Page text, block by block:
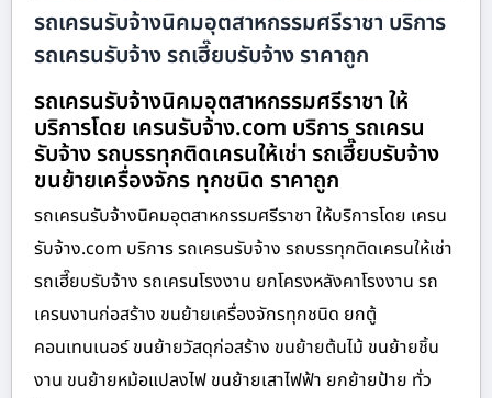
รถเครนรับจ้างนิคมอุตสาหกรรมศรีราชา บริการ
รถเครนรับจ้าง รถเฮี๊ยบรับจ้าง ราคาถูก
รถเครนรับจ้างนิคมอุตสาหกรรมศรีราชา ให้
บริการโดย เครนรับจ้าง.com บริการ รถเครน
รับจ้าง รถบรรทุกติดเครนให้เช่า รถเฮี๊ยบรับจ้าง
ขนย้ายเครื่องจักร ทุกชนิด ราคาถูก
รถเครนรับจ้างนิคมอุตสาหกรรมศรีราชา ให้บริการโดย เครน
รับจ้าง.com บริการ รถเครนรับจ้าง รถบรรทุกติดเครนให้เช่า
รถเฮี๊ยบรับจ้าง รถเครนโรงงาน ยกโครงหลังคาโรงงาน รถ
เครนงานก่อสร้าง ขนย้ายเครื่องจักรทุกชนิด ยกตู้
คอนเทนเนอร์ ขนย้ายวัสดุก่อสร้าง ขนย้ายต้นไม้ ขนย้ายชิ้น
งาน ขนย้ายหม้อแปลงไฟ ขนย้ายเสาไฟฟ้า ยกย้ายป้าย ทั่ว